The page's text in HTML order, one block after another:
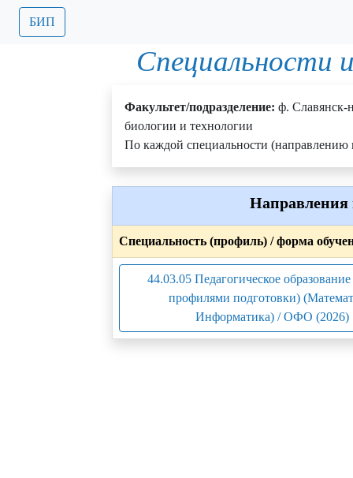
БИП
Специальности
Факультет/подразделение: ф. Славянск-
биологии и технологии
По каждой специальности (направлению
Направления
Специальность (профиль) / форма
44.03.05 Педагогическое
профилями подготовки)
Информатика) / ОФО (2026)